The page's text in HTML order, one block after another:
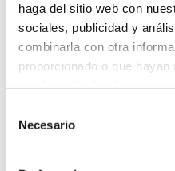
haga del sitio web con
sociales, publicidad y
combinarla con otra
proporcionado o que
Necesario